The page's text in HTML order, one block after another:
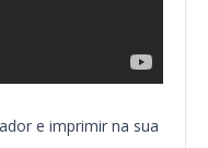
e imprimir na sua